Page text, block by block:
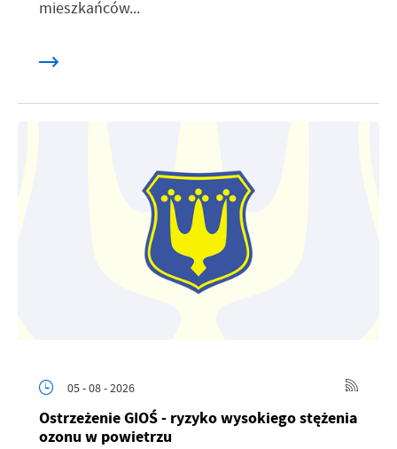
mieszkańców...
05 - 08 - 2026
Ostrzeżenie GIOŚ - ryzyko wysokiego stężenia
ozonu w powietrzu